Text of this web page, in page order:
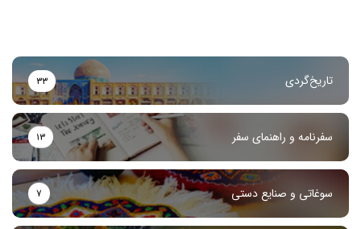
تاریخ‌گردی ۳۳
سفرنامه و راهنمای سفر ۱۳
سوغاتی و صنایع دستی ۷